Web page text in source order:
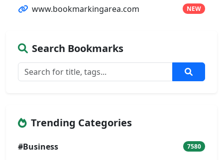
www.bookmarkingarea.com NEW
Search Bookmarks
Trending Categories
#Business 7580